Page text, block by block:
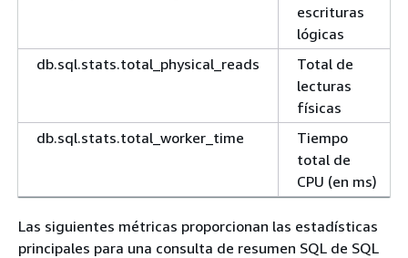
escrituras
lógicas
db.sql.stats.total_physical_reads
Total de
lecturas
físicas
db.sql.stats.total_worker_time
Tiempo
total de
CPU (en ms)
Las siguientes métricas proporcionan las estadísticas
principales para una consulta de resumen SQL de SQL